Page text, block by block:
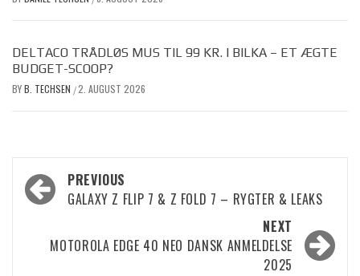
DELTACO TRÅDLØS MUS TIL 99 KR. I BILKA – ET ÆGTE
BUDGET-SCOOP?
BYB. TECHSEN /2. AUGUST 2026
Post
navigation
PREVIOUS
GALAXY Z FLIP 7 & Z FOLD 7 – RYGTER & LEAKS
NEXT
MOTOROLA EDGE 40 NEO DANSK ANMELDELSE
2025